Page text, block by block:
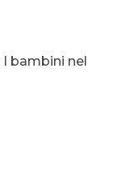
bambini nel